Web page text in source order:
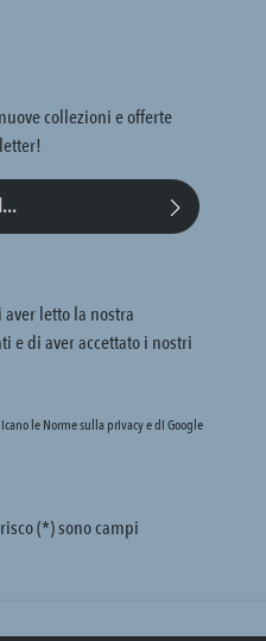
collezioni e offerte
letto la nostra
e di aver accettato i nostri
le Norme sulla privacy edi Google
(*) sono campi